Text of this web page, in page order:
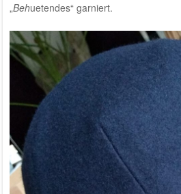
„Behuetendes“ garniert.